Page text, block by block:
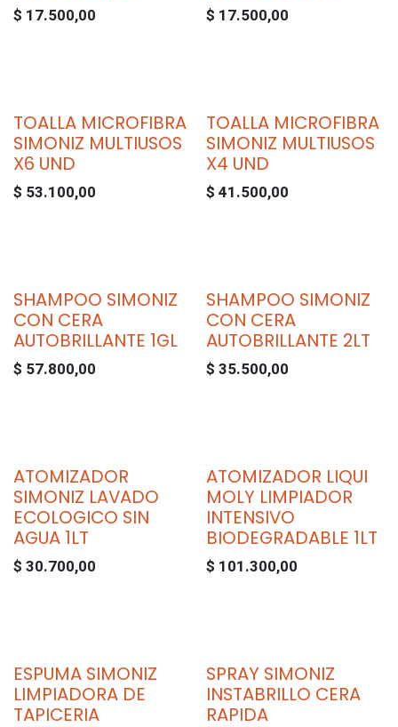
$ 17.500,00 $ 17.500,00
TOALLA MICROFIBRA
SIMONIZ MULTIUSOS
X6 UND
$ 53.100,00
TOALLA MICROFIBRA
SIMONIZ MULTIUSOS
X4 UND
$ 41.500,00
SHAMPOO SIMONIZ
CON CERA
AUTOBRILLANTE 1GL
$ 57.800,00
SHAMPOO SIMONIZ
CON CERA
AUTOBRILLANTE 2LT
$ 35.500,00
ATOMIZADOR
SIMONIZ LAVADO
ECOLOGICO SIN
AGUA 1LT
$ 30.700,00
ATOMIZADOR LIQUI
MOLY LIMPIADOR
INTENSIVO
BIODEGRADABLE 1LT
$ 101.300,00
ESPUMA SIMONIZ
LIMPIADORA DE
TAPICERIA
SPRAY SIMONIZ
INSTABRILLO CERA
RAPIDA